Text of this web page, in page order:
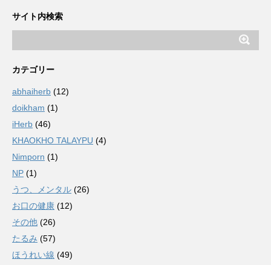
サイト内検索
カテゴリー
abhaiherb (12)
doikham (1)
iHerb (46)
KHAOKHO TALAYPU (4)
Nimporn (1)
NP (1)
うつ、メンタル (26)
お口の健康 (12)
その他 (26)
たるみ (57)
ほうれい線 (49)